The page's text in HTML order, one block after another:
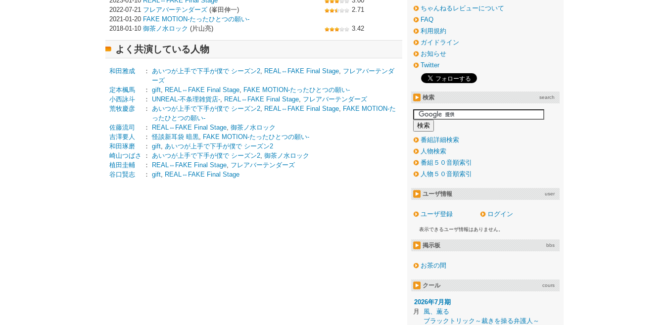
2022-07-21 フレアバーテンダーズ (峯田伸一)
2.71
2021-01-20 FAKE MOTION-たったひとつの願い-
2018-01-10 御茶ノ水ロック (片山亮) 3.42
よく共演している人物
和田雅成 ： あいつが上手で下手が僕で シーズン2, REAL⇔FAKE Final Stage, フレアバーテンダ
ーズ
定本楓馬
： gift, REAL⇔FAKE Final Stage, FAKE MOTION-たったひとつの願い-
小西詠斗
： UNREAL-不条理雑貨店-, REAL⇔FAKE Final Stage, フレアバーテンダーズ
荒牧慶彦
： あいつが上手で下手が僕で シーズン2, REAL⇔FAKE Final Stage, FAKE MOTION-た
ったひとつの願い-
佐藤流司
： REAL⇔FAKE Final Stage, 御茶ノ水ロック
吉澤要人
：怪談新耳袋 暗黒, FAKE MOTION-たったひとつの願い-
和田琢磨
： gift, あいつが上手で下手が僕で シーズン2
崎山つばさ
： あいつが上手で下手が僕で シーズン2, 御茶ノ水ロック
植田圭輔
： REAL⇔FAKE Final Stage, フレアバーテンダーズ
谷口賢志
： gift, REAL⇔FAKE Final Stage
ちゃんねるレビューについて
FAQ
利用規約
ガイドライン
お知らせ
Twitter
検索 search
番組詳細検索
人物検索
番組５０音順索引
人物５０音順索引
ユーザ情報 user
ユーザ登録 ログイン
表示できるユーザ情報はありません。
掲示板 bbs
お茶の間
クール cours
2026年7月期
月
風、薫る
ブラックトリック～裁きを操る弁護人～